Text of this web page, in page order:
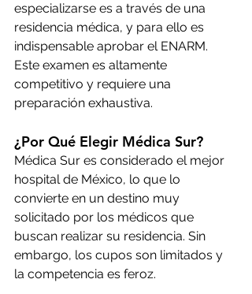
especializarse es a través de una
residencia médica, y para ello es
indispensable aprobar el ENARM.
Este examen es altamente
competitivo y requiere una
preparación exhaustiva.
¿Por Qué Elegir Médica Sur?
Médica Sur es considerado el mejor
hospital de México, lo que lo
convierte en un destino muy
solicitado por los médicos que
buscan realizar su residencia. Sin
embargo, los cupos son limitados y
la competencia es feroz.